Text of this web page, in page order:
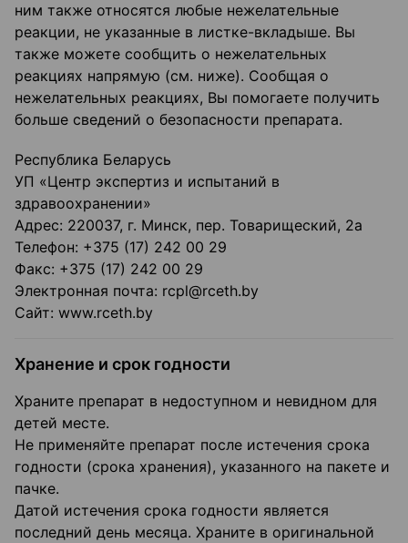
ним также относятся любые нежелательные
реакции, не указанные в листке-вкладыше. Вы
также можете сообщить о нежелательных
реакциях напрямую (см. ниже). Сообщая о
нежелательных реакциях, Вы помогаете получить
больше сведений о безопасности препарата.
Республика Беларусь
УП «Центр экспертиз и испытаний в
здравоохранении»
Адрес: 220037, г. Минск, пер. Товарищеский, 2а
Телефон: +375 (17) 242 00 29
Факс: +375 (17) 242 00 29
Электронная почта: rcpl@rceth.by
Сайт: www.rceth.by
Хранение и срок годности
Храните препарат в недоступном и невидном для
детей месте.
Не применяйте препарат после истечения срока
годности (срока хранения), указанного на пакете и
пачке.
Датой истечения срока годности является
последний день месяца. Храните в оригинальной